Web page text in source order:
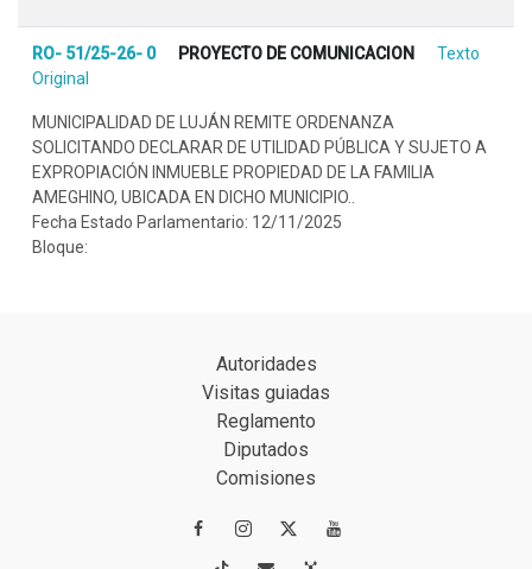
RO- 51/25-26- 0 PROYECTO DE COMUNICACION
Texto
Original
MUNICIPALIDAD DE LUJÁN REMITE ORDENANZA
SOLICITANDO DECLARAR DE UTILIDAD PÚBLICA Y SUJETO A
EXPROPIACIÓN INMUEBLE PROPIEDAD DE LA FAMILIA
AMEGHINO, UBICADA EN DICHO MUNICIPIO..
Fecha Estado Parlamentario: 12/11/2025
Bloque:
Autoridades
Visitas guiadas
Reglamento
Diputados
Comisiones
 